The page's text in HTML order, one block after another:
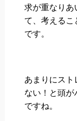
求が重なりあ
て、考えるこ
です。
あまりにス
ない！と頭
ですね。